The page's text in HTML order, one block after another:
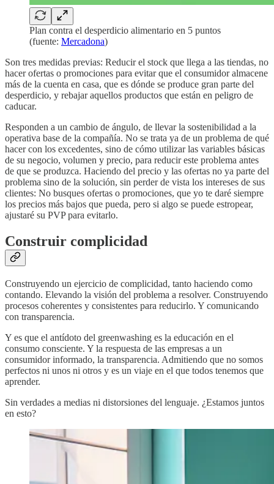
Plan contra el desperdicio alimentario en 5 puntos
(fuente: Mercadona)
Son tres medidas previas: Reducir el stock que llega a las tiendas, no
hacer ofertas o promociones para evitar que el consumidor almacene
más de la cuenta en casa, que es dónde se produce gran parte del
desperdicio, y rebajar aquellos productos que están en peligro de
caducar.
Responden a un cambio de ángulo, de llevar la sostenibilidad a la
operativa base de la compañía. No se trata ya de un problema de qué
hacer con los excedentes, sino de cómo utilizar las variables básicas
de su negocio, volumen y precio, para reducir este problema antes
de que se produzca. Haciendo del precio y las ofertas no ya parte del
problema sino de la solución, sin perder de vista los intereses de sus
clientes: No busques ofertas o promociones, que yo te daré siempre
los precios más bajos que pueda, pero si algo se puede estropear,
ajustaré su PVP para evitarlo.
Construir complicidad
Construyendo un ejercicio de complicidad, tanto haciendo como
contando. Elevando la visión del problema a resolver. Construyendo
procesos coherentes y consistentes para reducirlo. Y comunicando
con transparencia.
Y es que el antídoto del greenwashing es la educación en el
consumo consciente. Y la respuesta de las empresas a un
consumidor informado, la transparencia. Admitiendo que no somos
perfectos ni unos ni otros y es un viaje en el que todos tenemos que
aprender.
Sin verdades a medias ni distorsiones del lenguaje. ¿Estamos juntos
en esto?